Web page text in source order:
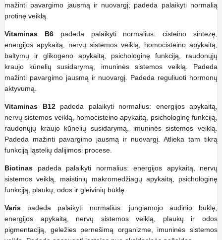
mažinti pavargimo jausmą ir nuovargį; padeda palaikyti normalią
protinę veiklą.
Vitaminas B6padeda palaikyti normalius: cisteino sintezę,
energijos apykaitą, nervų sistemos veiklą, homocisteino apykaitą,
baltymų ir glikogeno apykaitą, psichologinę funkciją, raudonųjų
kraujo kūnelių susidarymą, imuninės sistemos veiklą. Padeda
mažinti pavargimo jausmą ir nuovargį. Padeda reguliuoti hormonų
aktyvumą.
Vitaminas B12padeda palaikyti normalius: energijos apykaitą,
nervų sistemos veiklą, homocisteino apykaitą, psichologinę funkciją,
raudonųjų kraujo kūnelių susidarymą, imuninės sistemos veiklą.
Padeda mažinti pavargimo jausmą ir nuovargį. Atlieka tam tikrą
funkciją ląstelių dalijimosi procese.
Biotinas padeda palaikyti normalius: energijos apykaitą, nervų
sistemos veiklą, maistinių makromedžiagų apykaitą, psichologinę
funkciją, plaukų, odos ir gleivinių būklę.
Varis padeda palaikyti normalius: jungiamojo audinio būklę,
energijos apykaitą, nervų sistemos veiklą, plaukų ir odos
pigmentaciją, geležies pernešimą organizme, imuninės sistemos